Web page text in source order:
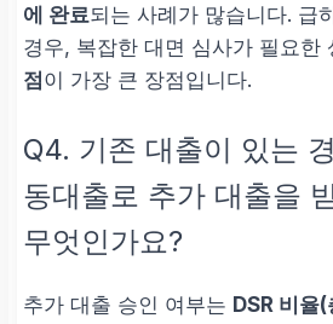
에 완료되는 사례가 많습니다. 급
경우, 복잡한 대면 심사가 필요한
점이 가장 큰 장점입니다.
Q4. 기존 대출이 있는
동대출로 추가 대출을
무엇인가요?
추가 대출 승인 여부는 DSR 비율